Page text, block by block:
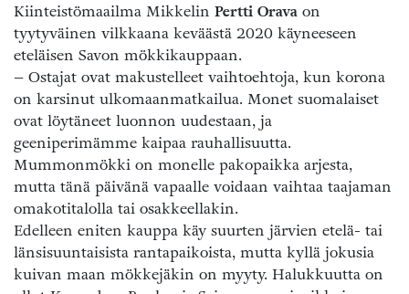
Kiinteistömaailma Mikkelin Pertti Orava on
tyytyväinen vilkkaana keväästä 2020 käyneeseen
eteläisen Savon mökkikauppaan.
– Ostajat ovat makustelleet vaihtoehtoja, kun korona
on karsinut ulkomaanmatkailua. Monet suomalaiset
ovat löytäneet luonnon uudestaan, ja
geeniperimämme kaipaa rauhallisuutta.
Mummonmökki on monelle pakopaikka arjesta,
mutta tänä päivänä vapaalle voidaan vaihtaa taajaman
omakotitalolla tai osakkeellakin.
Edelleen eniten kauppa käy suurten järvien etelä- tai
länsisuuntaisista rantapaikoista, mutta kyllä jokusia
kuivan maan mökkejäkin on myyty. Halukkuutta on